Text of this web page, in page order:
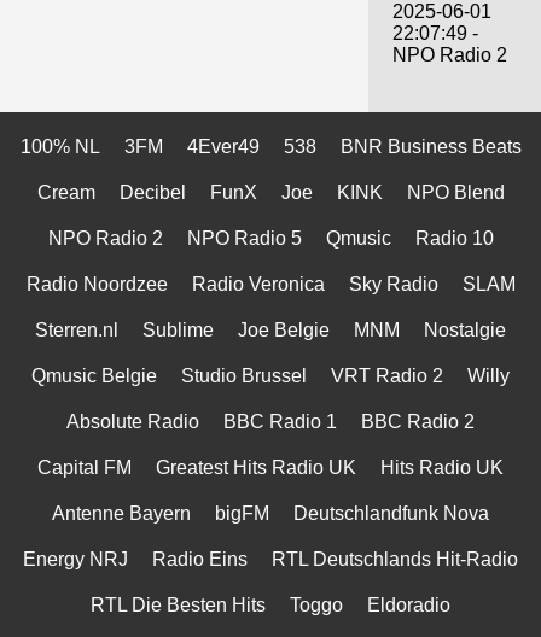
2025-06-01
22:07:49 -
NPO Radio 2
100% NL 3FM 4Ever49 538 BNR Business Beats
Cream Decibel FunX Joe KINK NPO Blend
NPO Radio 2 NPO Radio 5 Qmusic Radio 10
Radio Noordzee Radio Veronica Sky Radio SLAM
Sterren.nl Sublime Joe Belgie MNM Nostalgie
Qmusic Belgie Studio Brussel VRT Radio 2 Willy
Absolute Radio BBC Radio 1 BBC Radio 2
Capital FM Greatest Hits Radio UK Hits Radio UK
Antenne Bayern bigFM Deutschlandfunk Nova
Energy NRJ Radio Eins RTL Deutschlands Hit-Radio
RTL Die Besten Hits Toggo Eldoradio